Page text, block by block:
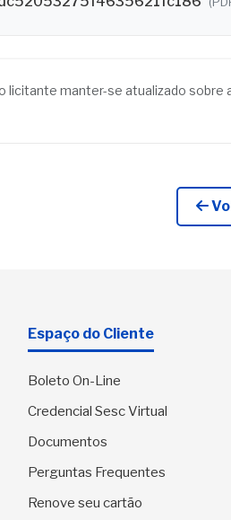
licitante manter-se atualizado
Espaço do Cliente
Boleto On-Line
Credencial Sesc Virtual
Documentos
Perguntas Frequentes
Renove seu cartão